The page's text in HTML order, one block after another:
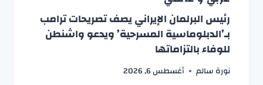
رئيس البرلمان الإيراني يصف تصريحات ترامب
بـ’الدبلوماسية المسرحية’ ويدعو واشنطن
للوفاء بالتزاماتها
نورة سالم أغسطس 6, 2026